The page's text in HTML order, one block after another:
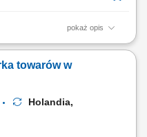
pokaż opis
przepływem wyrobów
rodzajami stali
duże i ciężkie
towarów w
Holandia,